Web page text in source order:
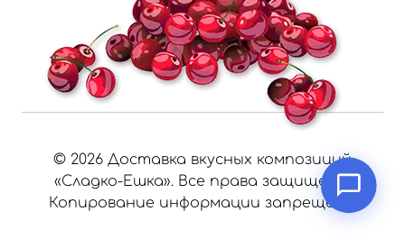
© 2026 Доставка вкусных композиций
«Сладко-Ешка». Все права защищены.
Копирование информации запрещено.